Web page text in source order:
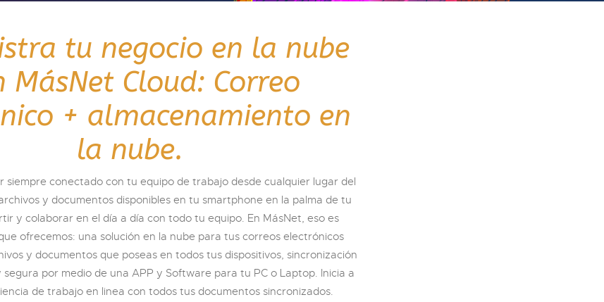
tu negocio en la nube
MásNet Cloud: Correo
+ almacenamiento en
la nube.
siempre conectado con tu equipo de trabajo desde cualquier lugar del
y documentos disponibles en tu smartphone en la palma de tu
y colaborar en el día a día con todo tu equipo. En MásNet, eso es
ofrecemos: una solución en la nube para tus correos electrónicos
y documentos que poseas en todos tus dispositivos, sincronización
por medio de una APP y Software para tu PC o Laptop. Inicia a
de trabajo en linea con todos tus documentos sincronizados.